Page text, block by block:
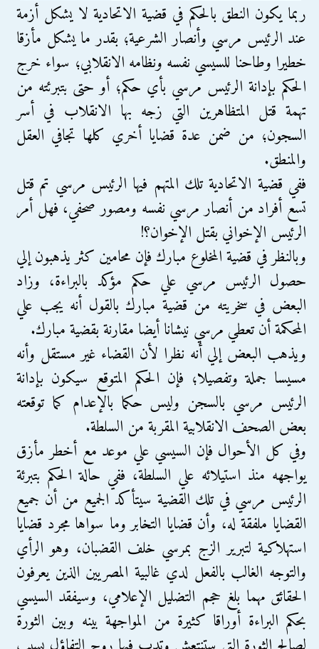
ربما يكون النطق بالحكم في قضية الاتحادية لا يشكل أزمة
عند الرئيس مرسي وأنصار الشرعية؛ بقدر ما يشكل مأزقا
خطيرا وطاحنا للسيسي نفسه ونظامه الانقلابي؛ سواء خرج
الحكم بإدانة الرئيس مرسي بأي حكم؛ أو حتى بتبرئته من
تهمة قتل المتظاهرين التي زجه بها الانقلاب في أسر
السجون؛ من ضمن عدة قضايا أخري كلها تجافي العقل
والمنطق.
ففي قضية الاتحادية تلك المتهم فيها الرئيس مرسي تم قتل
تسع أفراد من أنصار مرسي نفسه ومصور صحفي، فهل أمر
الرئيس الإخواني بقتل الإخوان؟!
وبالنظر في قضية المخلوع مبارك فإن محامين كثر يذهبون إلي
حصول الرئيس مرسي علي حكم مؤكد بالبراءة، وزاد
البعض في سخريته من قضية مبارك بالقول أنه يجب علي
المحكمة أن تعطي مرسي نيشانا أيضا مقارنة بقضية مبارك.
ويذهب البعض إلي أنه نظرا لأن القضاء غير مستقل وأنه
مسيسا جملة وتفصيلا؛ فإن الحكم المتوقع سيكون بإدانة
الرئيس مرسي بالسجن وليس حكما بالإعدام كما توقعته
بعض الصحف الانقلابية المقربة من السلطة.
وفي كل الأحوال فإن السيسي علي موعد مع أخطر مأزق
يواجهه منذ استيلائه علي السلطة، ففي حالة الحكم بتبرئة
الرئيس مرسي في تلك القضية سيتأكد الجميع من أن جميع
القضايا ملفقة له، وأن قضايا التخابر وما سواها مجرد قضايا
استهلاكية لتبرير الزج بمرسي خلف القضبان، وهو الرأي
والتوجه الغالب بالفعل لدي غالبية المصريين الذين يعرفون
الحقائق مهما بلغ حجم التضليل الإعلامي، وسيفقد السيسي
بحكم البراءة أوراقا كثيرة من المواجهة بينه وبين الثورة